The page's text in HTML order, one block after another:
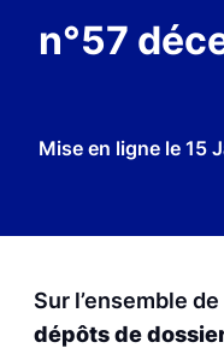
n°57
Mise en ligne le 15
Sur l’ensemble
dépôts de